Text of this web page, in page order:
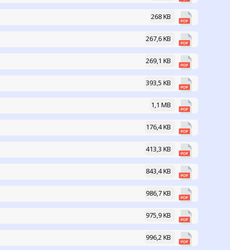
268 KB
267,6 KB
269,1 KB
393,5 KB
1,1 MB
176,4 KB
413,3 KB
843,4 KB
986,7 KB
975,9 KB
996,2 KB